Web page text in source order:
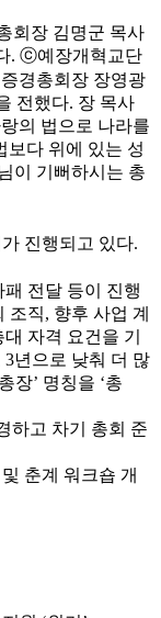
회장 김명군 목사
. ⓒ예장개혁교단
경총회장 장영광
전했다. 장 목사
의 법으로 나라를
보다 위에 있는 성
이 기뻐하시는 총
진행되고 있다.
전달 등이 진행
직, 향후 사업 계
자격 요건을 기
3년으로 낮춰 더 많
장’ 명칭을 ‘총
하고 차기 총회 준
춘계 워크숍 개